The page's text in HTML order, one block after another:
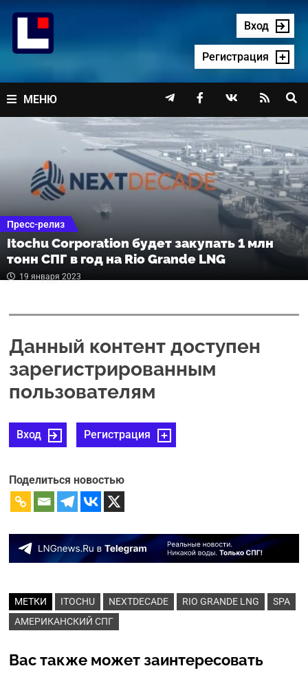
содержимому
Вход
Регистрация
МЕНЮ    
Пресс-релиз
Itochu Corporation будет закупать 1 млн
тонн СПГ в год на Rio Grande LNG
19 января 2023
Данный контент доступен
зарегистрированным
пользователям
Вход Регистрация
Поделиться новостью
МЕТКИ ITOCHU NEXTDECADE RIO GRANDE LNG
SPA
АМЕРИКАНСКИЙ СПГ
Вас также может заинтересовать